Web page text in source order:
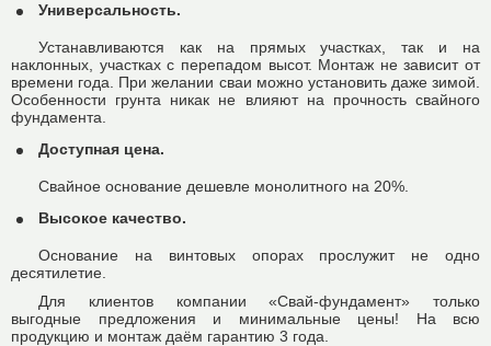
Универсальность.
Устанавливаются как на прямых участках, так и на
наклонных, участках с перепадом высот. Монтаж не зависит от
времени года. При желании сваи можно установить даже зимой.
Особенности грунта никак не влияют на прочность свайного
фундамента.
Доступная цена.
Свайное основание дешевле монолитного на 20%.
Высокое качество.
Основание на винтовых опорах прослужит не одно
десятилетие.
Для клиентов компании «Свай-фундамент» только
выгодные предложения и минимальные цены! На всю
продукцию и монтаж даём гарантию 3 года.